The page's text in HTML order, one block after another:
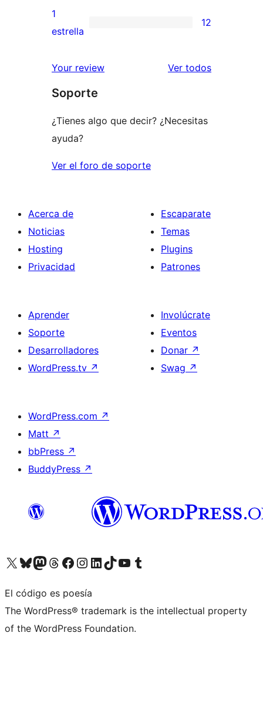
3
estrellas
valoraciones
de
estrellas
12
de
estrellas
1
estrella
12
Your review Ver todoslos
Soporte
¿Tienes algo que decir? ¿Necesitas
ayuda?
Ver el foro de soporte
Acerca de
Noticias
Hosting
Privacidad
Escaparate
Temas
Plugins
Patrones
Aprender
Soporte
Desarrolladores
WordPress.tv ↗
Involúcrate
Eventos
Donar ↗
Swag ↗
WordPress.com ↗
Matt ↗
bbPress ↗
BuddyPress ↗
Visita nuestra cuenta de X (anteriormente Twitter)
Visita nuestra cuenta de Bluesky
Visita nuestra cuenta de Mastodon
Visita nuestra cuenta de Threads
Visita nuestra página de Facebook
Visita nuestra cuenta de Instagram
Visita nuestra cuenta de LinkedIn
Visita nuestra cuenta de TikTok
Visita nuestro canal de YouTube
Visita nuestra cuenta de Tumblr
El código es poesía
The WordPress® trademark is the intellectual property
of the WordPress Foundation.